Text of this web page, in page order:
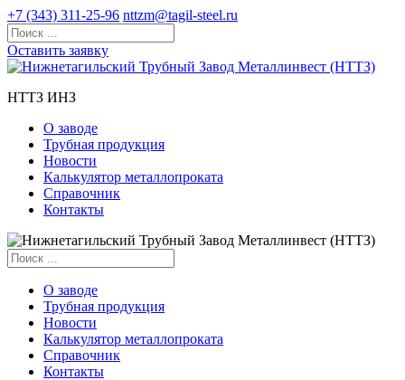
+7 (343) 311-25-96 nttzm@tagil-steel.ru
Оставить заявку
НТТЗ ИНЗ
О заводе
Трубная продукция
Новости
Калькулятор металлопроката
Справочник
Контакты
О заводе
Трубная продукция
Новости
Калькулятор металлопроката
Справочник
Контакты